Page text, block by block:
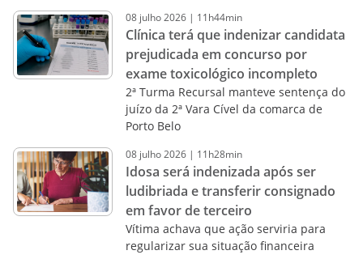
08 julho2026 | 11h44min
Clínica terá que indenizar candidata
prejudicada em concurso por
exame toxicológico incompleto
2ª Turma Recursal manteve sentença do
juízo da 2ª Vara Cível da comarca de
Porto Belo
08 julho2026 | 11h28min
Idosa será indenizada após ser
ludibriada e transferir consignado
em favor de terceiro
Vítima achava que ação serviria para
regularizar sua situação financeira